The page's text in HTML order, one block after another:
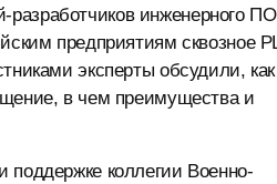
разработчиков инженерного
предприятиям сквозное
эксперты обсудили, как
в чем преимущества и
коллегии Военно-